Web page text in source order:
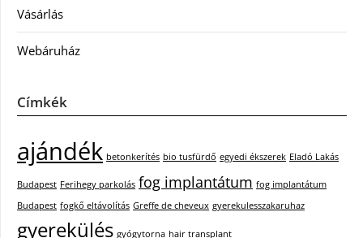
Vásárlás
Webáruház
Címkék
ajándék betonkerítés bio tusfürdő egyedi ékszerek Eladó Lakás
Budapest Ferihegy parkolás fog implantátum fog implantátum
Budapest fogkő eltávolítás Greffe de cheveux gyerekulesszakaruhaz
gyerekülés gyógytorna hair transplant